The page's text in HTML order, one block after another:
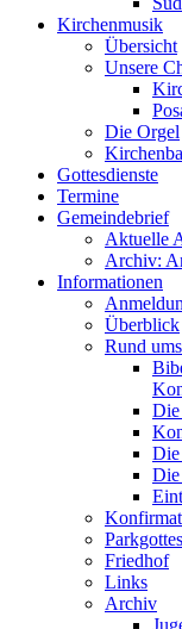
Kirchenmusik
Übersicht
Unsere
Die Orgel
Gottesdienste
Termine
Gemeindebrief
Aktuelle
Archiv:
Informationen
Überblick
Rund
Die
Die
Die
Friedhof
Links
Archiv